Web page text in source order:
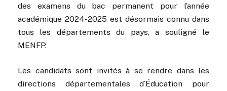
des examens du bac permanent pour l’année
académique 2024-2025 est désormais connu dans
tous les départements du pays, a souligné le
MENFP.
Les candidats sont invités à se rendre dans les
directions départementales d’Éducation pour